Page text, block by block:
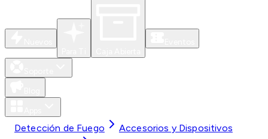
Detección de Fuego
Accesorios y Dispositivos